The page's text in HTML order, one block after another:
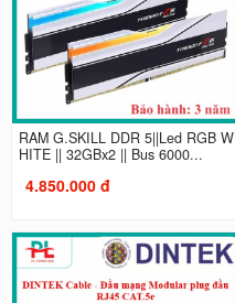
RAM G.SKILL DDR 5||Led RGB W
HITE || 32GBx2 || Bus 6000...
4.850.000 đ